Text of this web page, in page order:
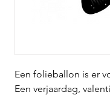
Een folieballon is er
Een verjaardag,